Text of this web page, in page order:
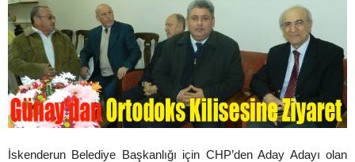
İskenderun Belediye Başkanlığı için CHP’den Aday Adayı olan